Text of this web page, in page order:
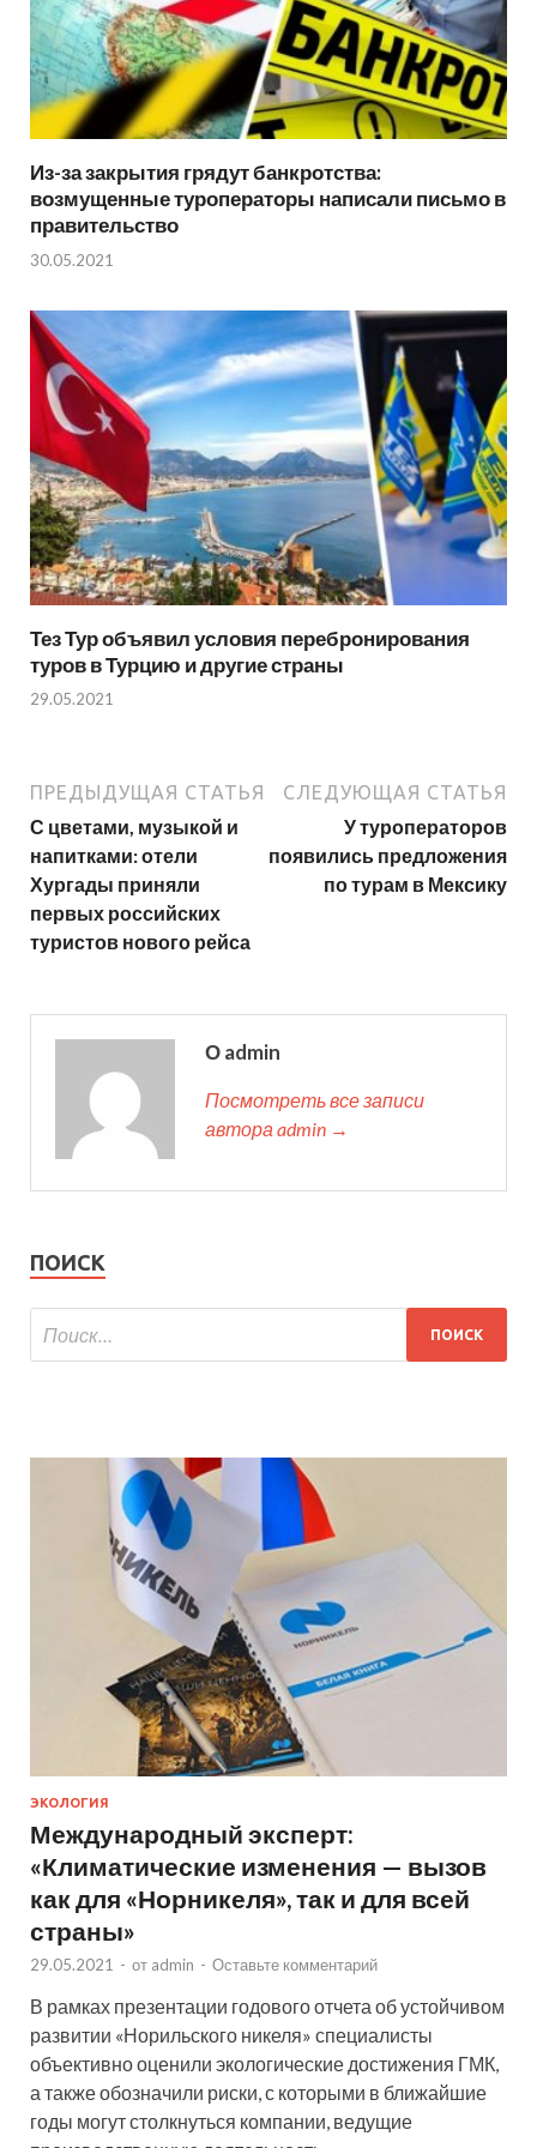
Из-за закрытия грядут банкротства:
возмущенные туроператоры написали письмо в
правительство
30.05.2021
Тез Тур объявил условия перебронирования
туров в Турцию и другие страны
29.05.2021
ПРЕДЫДУЩАЯ СТАТЬЯ
С цветами, музыкой и
напитками: отели
Хургады приняли
первых российских
туристов нового рейса
СЛЕДУЮЩАЯ СТАТЬЯ
У туроператоров
появились предложения
по турам в Мексику
О admin
Посмотреть все записи
автора admin →
ПОИСК
ЭКОЛОГИЯ
Международный эксперт:
«Климатические изменения — вызов
как для «Норникеля», так и для всей
страны»
29.05.2021 - от admin - Оставьте комментарий
В рамках презентации годового отчета об устойчивом
развитии «Норильского никеля» специалисты
объективно оценили экологические достижения ГМК,
а также обозначили риски, с которыми в ближайшие
годы могут столкнуться компании, ведущие